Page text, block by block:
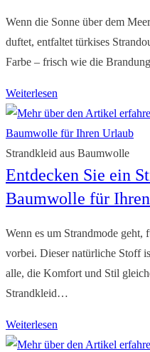
am
Strand
Wenn die Sonne über dem
duftet, entfaltet türkises
Farbe – frisch wie die
Weiterlesen
türkis
–
Trendy
&
luftiger
Strandkleid aus Baumwolle
Entdecken Sie ein
Baumwolle für
Wenn es um Strandmode
vorbei. Dieser natürliche Stoff
alle, die Komfort und Stil
Strandkleid…
Weiterlesen
Sie